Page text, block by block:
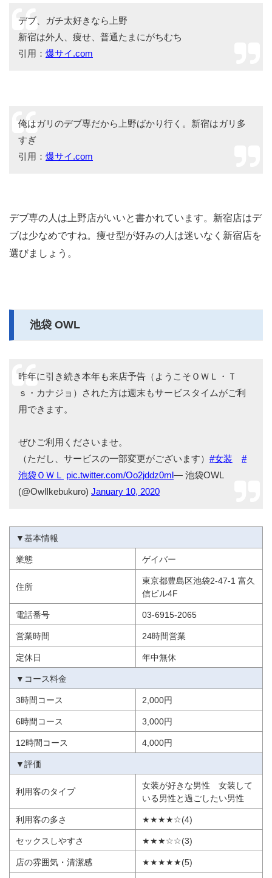
デブ、ガチ太好きなら上野
新宿は外人、痩せ、普通たまにがちむち
引用： 爆サイ.com
俺はガリのデブ専だから上野ばかり行く。新宿はガリ多
すぎ
引用： 爆サイ.com
デブ専の人は上野店がいいと書かれています。新宿店はデ
ブは少なめですね。痩せ型が好みの人は迷いなく新宿店を
選びましょう。
池袋 OWL
昨年に引き続き本年も来店予告（ようこそＯＷＬ・Ｔ
ｓ・カナジョ）された方は週末もサービスタイムがご利
用できます。
ぜひご利用くださいませ。
（ただし、サービスの一部変更がございます） #女装
#
池袋ＯＷＬ pic.twitter.com/Oo2jddz0ml— 池袋OWL
(@OwlIkebukuro) January 10, 2020
▼基本情報
業態 ゲイバー
住所
東京都豊島区池袋2-47-1 富久
信ビル4F
電話番号 03-6915-2065
営業時間 24時間営業
定休日 年中無休
▼コース料金
3時間コース 2,000円
6時間コース 3,000円
12時間コース 4,000円
▼評価
利用客のタイプ
女装が好きな男性 女装して
いる男性と過ごしたい男性
利用客の多さ ★★★★☆(4)
セックスしやすさ ★★★☆☆(3)
店の雰囲気・清潔感 ★★★★★(5)